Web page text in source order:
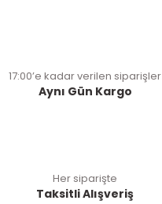
17:00’e kadar verilen siparişler
Aynı Gün Kargo
Her siparişte
Taksitli Alışveriş